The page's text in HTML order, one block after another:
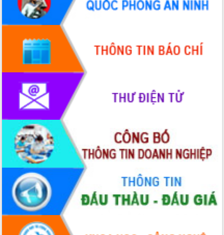
Đắk Lắk phát động hưởng ứng Ngày
Quyền của người tiêu dùng Việt Nam
2026
Đẩy mạnh cải cách hành chính, quyết
tâm đạt được mục tiêu tăng trưởng
hai con số trong năm 2026
Tổ chức trang trọng Lễ hội Đền thờ
Lương Văn Chánh năm 2026
Phó Bí thư Tỉnh ủy Đắk Lắk Đỗ Hữu
Huy giữ chức Bí thư Đảng ủy Ủy Ban
Bệnh án điện tử thúc đẩy chuyển đổi
số y tế tại Đắk Lắk
Chuyển đổi số thư viện: Mở rộng
không gian tri thức trong thời đại số
Đánh giá, rút kinh nghiệm công tác tổ
chức diễn tập trước ngày bầu cử
Chương trình “Gặp gỡ hữu nghị –
Friendship Meeting New Year 2026”
Bầu cử Quốc hội và HĐND: Cử tri Đắk
Lắk gửi gắm niềm tin, kỳ vọng vào lá